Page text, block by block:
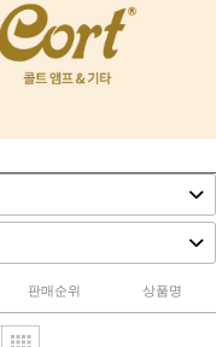
판매순위 상품명